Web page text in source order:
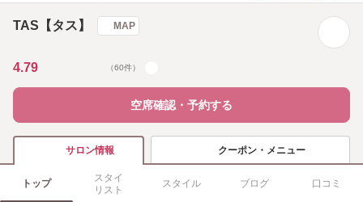
TAS【タス】 MAP
4.79 （60件）
空席確認・予約する
サロン情報 クーポン・メニュー
トップ
スタイ
リスト
スタイル ブログ 口コミ